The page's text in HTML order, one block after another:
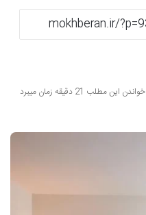
خواندن این مطلب 21 دقیقه زمان میبرد